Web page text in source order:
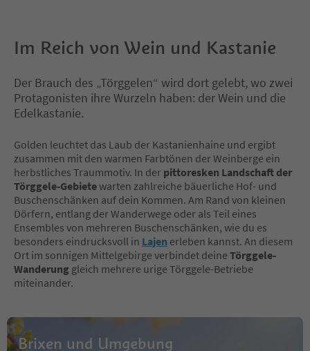
Im Reich von Wein und Kastanie
Der Brauch des „Törggelen“ wird dort gelebt, wo zwei
Protagonisten ihre Wurzeln haben: der Wein und die
Edelkastanie.
Golden leuchtet das Laub der Kastanienhaine und ergibt
zusammen mit den warmen Farbtönen der Weinberge ein
herbstliches Traummotiv. In der pittoresken Landschaft der
Törggele-Gebietewarten zahlreiche bäuerliche Hof- und
Buschenschänken auf dein Kommen. Am Rand von kleinen
Dörfern, entlang der Wanderwege oder als Teil eines
Ensembles von mehreren Buschenschänken, wie du es
besonders eindrucksvoll in Lajen erleben kannst. An diesem
Ort im sonnigen Mittelgebirge verbindet deine Törggele-
Wanderung gleich mehrere urige Törggele-Betriebe
miteinander.
Brixen und Umgebung